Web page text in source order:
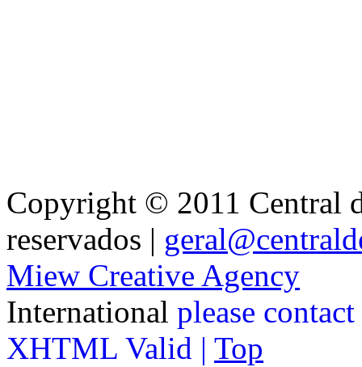
Copyright © 2011 Central
reservados |
Miew Creative Agency
International please
XHTML Valid | Top